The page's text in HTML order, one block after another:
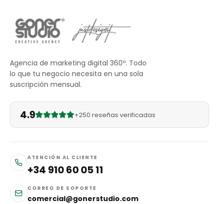
Agencia de marketing digital 360º. Todo
lo que tu negocio necesita en una sola
suscripción mensual.
4.9 +250 reseñas verificadas
ATENCIÓN AL CLIENTE
+34 910 60 05 11
CORREO DE SOPORTE
comercial@gonerstudio.com